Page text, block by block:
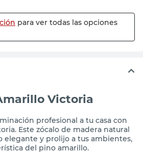
para ver todas las opciones
Victoria
profesional a tu casa con
Este zócalo de madera natural
elegante y prolijo a tus ambientes,
del pino amarillo.